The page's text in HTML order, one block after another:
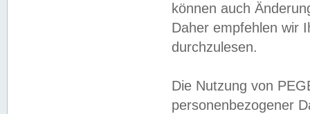
können auch
Daher empfehlen wir
durchzulesen.
Die Nutzung von
personenbezogener